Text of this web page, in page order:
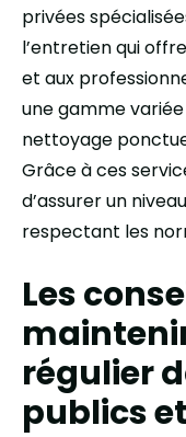
privées
l’entretien qui
et aux
une gamme
nettoyage
Grâce à ces
d’assurer un
respectant les
Les
régulier
publics